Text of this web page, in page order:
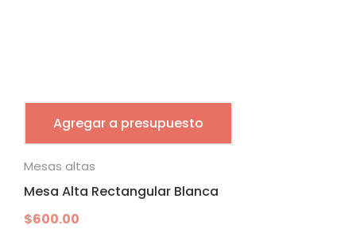
Agregar a presupuesto
Mesas altas
Mesa Alta Rectangular Blanca
$600.00